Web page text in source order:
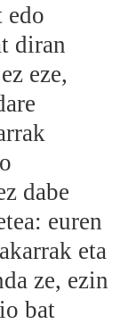
edo
diran
eze,
dabe
euren
eta
ze, ezin
bat